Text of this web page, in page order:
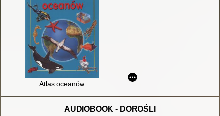
Atlas oceanów
AUDIOBOOK - DOROŚLI